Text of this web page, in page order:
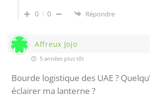
0
0 Répondre
Affreux Jojo
5 années plus tôt
Bourde logistique des UAE ?
éclairer ma lanterne ?